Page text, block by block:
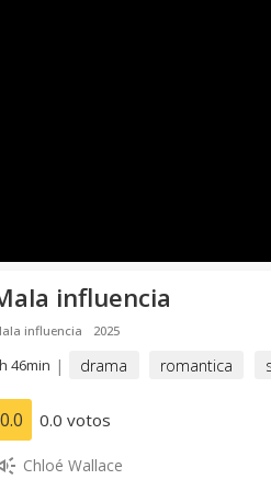
influencia
influencia 2025
46min | drama romantica
0.0 0.0 votos
Chloé Wallace